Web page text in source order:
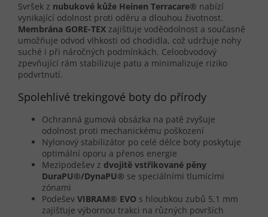
Svršek z nubukové kůže Heinen Terracare® nabízí
vynikající odolnost proti oděru a dlouhou životnost.
Membrána GORE-TEX zajišťuje voděodolnost a současně
umožňuje odvod vlhkosti od chodidla, což udržuje nohy
suché i při náročných podmínkách. Celoobvodový
zpevňující rám stabilizuje patu a minimalizuje riziko
podvrtnutí.
Spolehlivé trekingové boty do přírody
Ochranná gumová obsázka na patě zvyšuje
odolnost proti mechanickému poškození
Nylonový stabilizátor po celé délce boty poskytuje
optimální oporu a přenos energie
Mezipodešev z dvojitě vstřikované pěny
DuraPU®/DynaPU® se speciálními tlumícími
zónami
Podešev VIBRAM® EVO s hloubkou zubů 5,1 mm
zajišťuje výbornou trakci na různých površích